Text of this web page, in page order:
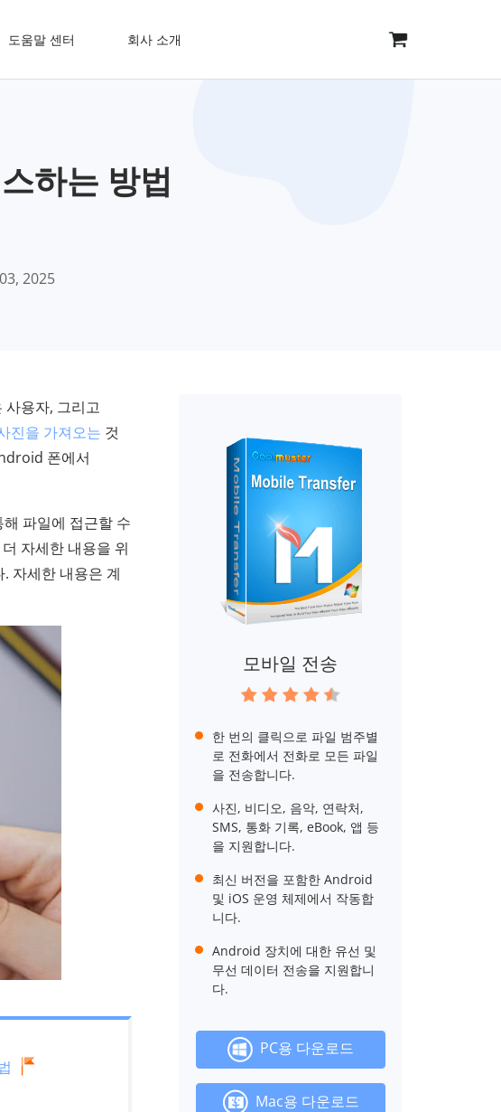
도움말 센터 회사 소개
하는 방법
2025
용자, 그리고
진을 가져오는 것
폰에서
파일에 접근할 수
자세한 내용을 위
자세한 내용은 계
모바일 전송
한 번의 클릭으로 파일 범주별
로 전화에서 전화로 모든 파일
을 전송합니다.
사진, 비디오, 음악, 연락처,
SMS, 통화 기록, eBook, 앱 등
을 지원합니다.
최신 버전을 포함한 Android
및 iOS 운영 체제에서 작동합
니다.
Android 장치에 대한 유선 및
무선 데이터 전송을 지원합니
다.
PC용 다운로드
Mac용 다운로드